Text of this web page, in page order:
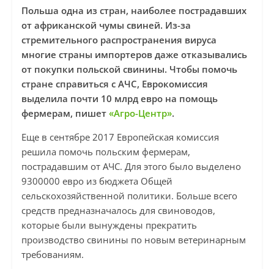
Польша одна из стран, наиболее пострадавших
от африканской чумы свиней. Из-за
стремительного распространения вируса
многие страны импортеров даже отказывались
от покупки польской свинины. Чтобы помочь
стране справиться с АЧС, Еврокомиссия
выделила почти 10 млрд евро на помощь
фермерам, пишет «Агро-Центр».
Еще в сентябре 2017 Европейская комиссия
решила помочь польским фермерам,
пострадавшим от АЧС. Для этого было выделено
9300000 евро из бюджета Общей
сельскохозяйственной политики. Больше всего
средств предназначалось для свиноводов,
которые были вынуждены прекратить
производство свинины по новым ветеринарным
требованиям.